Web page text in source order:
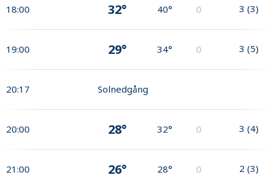
18:00 32° 40° 0 3 (3)
19:00 29° 34° 0 3 (5)
20:17 Solnedgång
20:00 28° 32° 0 3 (4)
21:00 26° 28° 0 2 (3)